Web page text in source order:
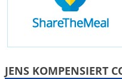
JENS KOMPENSIERT